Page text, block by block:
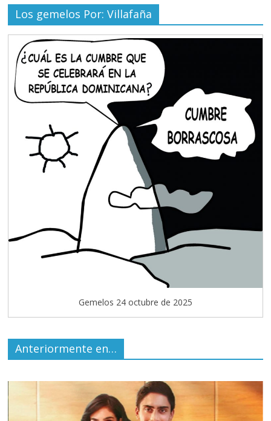
Los gemelos Por: Villafaña
Gemelos 24 octubre de 2025
Anteriormente en…